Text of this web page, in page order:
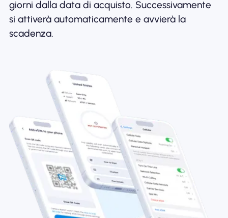
giorni dalla data di acquisto. Successivamente
si attiverà automaticamente e avvierà la
scadenza.